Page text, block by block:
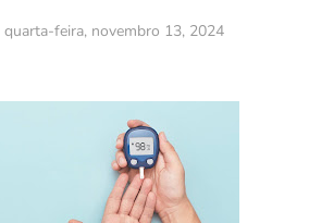
quarta-feira, novembro 13, 2024